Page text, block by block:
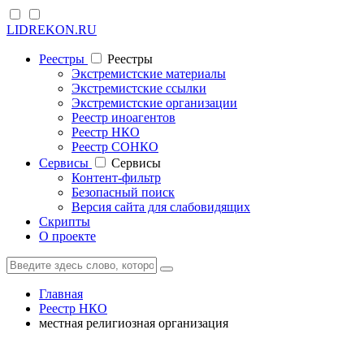
LIDREKON.RU
Реестры
Реестры
Экстремистские материалы
Экстремистские ссылки
Экстремистские организации
Реестр иноагентов
Реестр НКО
Реестр СОНКО
Cервисы
Cервисы
Контент-фильтр
Безопасный поиск
Версия сайта для слабовидящих
Скрипты
О проекте
Главная
Реестр НКО
местная религиозная организация